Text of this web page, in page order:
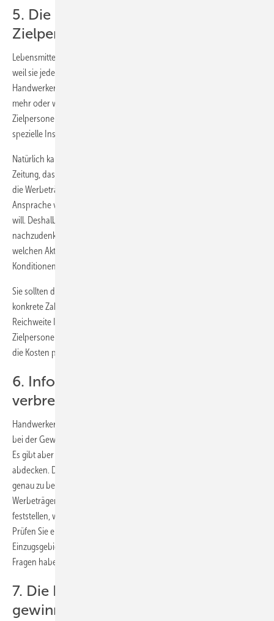
5. Die richtigen Zielgruppen oder
Zielpersonen ansprechen
Lebensmittelhändler, Schuhgeschäfte oder Bäcker haben es einfach,
weil sie jeden ansprechen können – außer sie haben sich spezialisiert.
Handwerker hingegen sprechen nicht die Allgemeinheit an, sondern
mehr oder weniger klar zu definierende Zielgruppen oder
Zielpersonen wie Hausbesitzer, Unternehmer, Renovierer, Firmen oder
spezielle Institutionen.
Natürlich kann man viele Personen dieser Zielgruppen über die
Zeitung, das Internet und andere Werbeträger erreichen, aber wenn
die Werbeträger nicht selektiert werden, wird viel Geld für die
Ansprache von Personen ausgegeben, die man gar nicht erreichen
will. Deshalb ist es zwingend notwendig, intensiv darüber
nachzudenken, über welche Werbeträger, über welche Wege, mit
welchen Aktionen man seine Zielpersonen zu den günstigsten
Konditionen erreicht.
Sie sollten deshalb darauf achten, dass Sie von den Anbietern
konkrete Zahlen und Informationen über die Verbreitung und
Reichweite Ihres Werbeträgers erhalten, damit Sie wissen, ob Sie Ihre
Zielpersonen, also die möglichen Auftraggeber auch erreichen und
die Kosten pro Kontakt errechnen können.
6. Informationen geplant und gezielt
verbreiten
Handwerker sind eigentlich immer nur regional tätig. Sie müssen sich
bei der Gewinnung neuer Kunden auf ihr Einzugsgebiet konzentrieren.
Es gibt aber selten oder nie Werbeträger, die exakt das Einzugsgebiet
abdecken. Deshalb ist es zwingend notwendig, sein Einzugsgebiet
genau zu bestimmen und mit der Reichweite (Abdeckung) des
Werbeträgers im Zielgebiet abzugleichen. Nur so können Sie
feststellen, welche Prozentsätze der Zielgruppe nicht erreicht werden.
Prüfen Sie ebenfalls den Anteil der Empfänger außerhalb Ihres
Einzugsgebietes ab. Das ist dann herausgeworfenes Geld. Zu allen
Fragen haben die Werbeträger in der Regel detaillierte Unterlagen.
7. Die Kunden als Empfehler
gewinnen